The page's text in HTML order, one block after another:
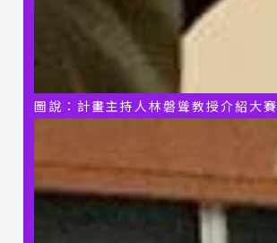
圖說：計畫主持人林磐聳教授介紹大賽